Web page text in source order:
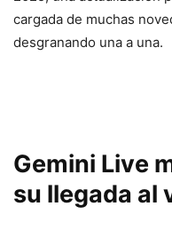
cargada de muchas
desgranando una a una.
Gemini Live
su llegada al